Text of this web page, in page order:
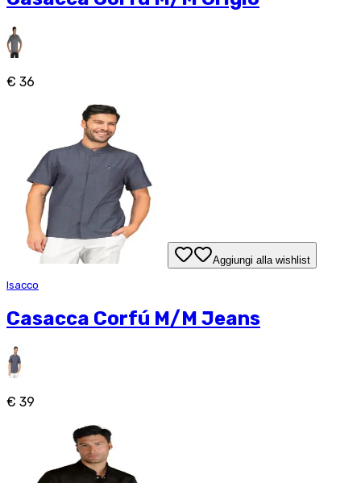
€ 36
Aggiungi alla wishlist
Isacco
Casacca Corfú M/M Jeans
€ 39